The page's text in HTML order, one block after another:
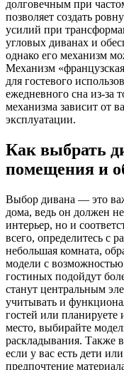
долговечным при
позволяет создать
усилий при
угловых диванах и
однако его механизм
Механизм
для гостевого
ежедневного сна из-за
механизма зависит от
эксплуатации.
Как выбрать
помещения и
Выбор дивана — это
дома, ведь он должен
интерьер, но и
всего, определитесь с
небольшая комната,
модели с
гостиных подойдут
станут центральным
учитывать и
гостей или планируете
место, выбирайте
раскладывания. Также
если у вас есть дети
предпочтение